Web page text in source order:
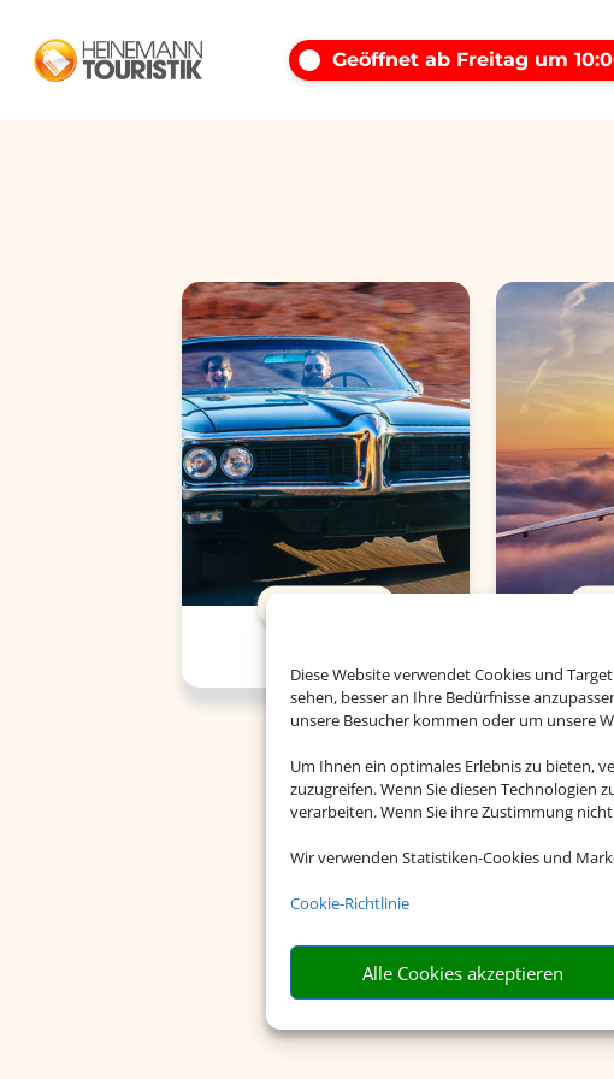
Diese Website verwendet Cookies und
sehen, besser an Ihre Bedürfnisse
unsere Besucher kommen oder um unsere
Um Ihnen ein optimales Erlebnis zu bieten,
zuzugreifen. Wenn Sie diesen Technologien
verarbeiten. Wenn Sie ihre Zustimmung
Wir verwenden Statistiken-Cookies und
Cookie-Richtlinie
Alle Cookies akzeptieren
Geöffnet ab Freitag um